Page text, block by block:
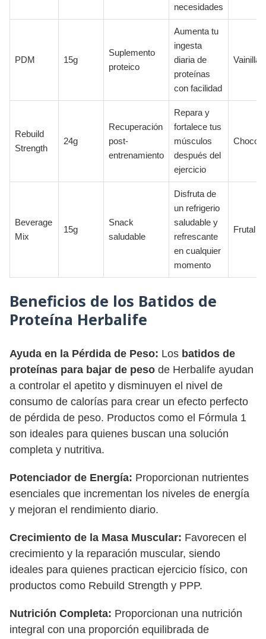
necesidades
PDM 15g
Suplemento
proteico
Aumenta tu
ingesta
diaria de
proteínas
con facilidad
Vainilla
Rebuild
Strength
24g
Recuperación
post-
entrenamiento
Repara y
fortalece tus
músculos
después del
ejercicio
Beverage
Mix
15g
Snack
saludable
Disfruta de
un refrigerio
saludable y
refrescante
en cualquier
momento
Frutal
Beneficios de los Batidos de
Proteína Herbalife
Ayuda en la Pérdida de Peso: Los batidos de
proteínas para bajar de peso de Herbalife ayudan
a controlar el apetito y disminuyen el nivel de
consumo de calorías para crear un efecto perfecto
de pérdida de peso. Productos como el Fórmula 1
son ideales para quienes buscan una solución
completa y nutritiva.
Potenciador de Energía: Proporcionan nutrientes
esenciales que incrementan los niveles de energía
y mejoran el rendimiento diario.
Crecimiento de la Masa Muscular: Favorecen el
crecimiento y la reparación muscular, siendo
ideales para quienes practican ejercicio físico, con
productos como Rebuild Strength y PPP.
Nutrición Completa: Proporcionan una nutrición
integral con una proporción equilibrada de